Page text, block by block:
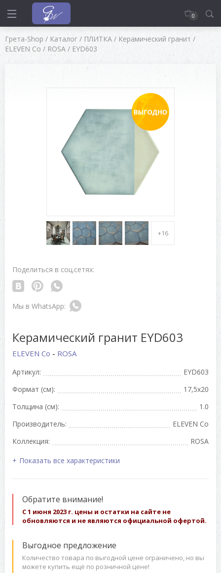
0
Грета-Shop / Каталог / ПЛИТКА / Керамический гранит /
ELEVEN Co / ROSA / EYD603
+16
Поделиться в соц.сетях:
Керамический гранит EYD603
ELEVEN Co - ROSA
Артикул:
EYD603
Формат (см):
17,5x20
Толщина (см):
1.0
Производитель:
ELEVEN Co
Коллекция:
ROSA
Показать все характеристики
Обратите внимание!
С 1 июня 2023 г. цены и остатки на сайте не
обновляются и не являются официальной офертой.
Выгодное предложение
Количество товара по выгодной цене ограничено, но вы
можете купить ещё по розничной цене!